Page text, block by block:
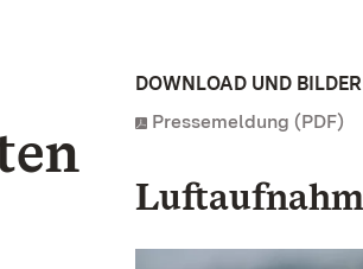
DOWNLOAD UND BILDER
Pressemeldung (PDF)